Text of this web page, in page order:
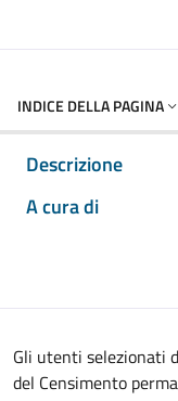
INDICE DELLA PAGINA
Descrizione
A cura di
Gli utenti selezionati
del Censimento